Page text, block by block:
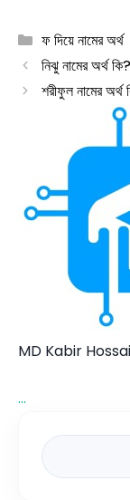
Categories
ফ দিয়ে নামের অর্থ
নিঝু নামের
শরীফুল নামের
MD Kabir
...
Search